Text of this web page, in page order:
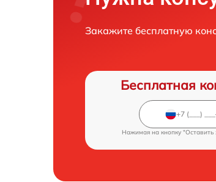
Закажите бесплатную
Бесплатная
Нажимая на кнопку "Оставить